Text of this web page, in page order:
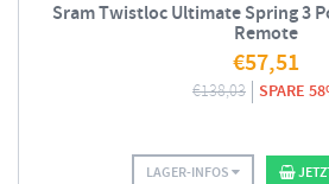
Sram Twistloc Ultimate Spring 3
Remote
€57,51
€138,03 SPARE
LAGER-INFOS